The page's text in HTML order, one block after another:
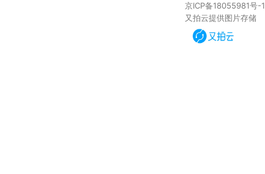
京ICP备18055981号-1
又拍云提供图片存储